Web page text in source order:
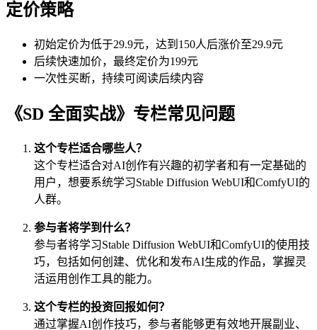
定价策略
初始定价为低于29.9元，达到150人后涨价至29.9元
后续快速加价，最终定价为199元
一次性买断，持续可阅读后续内容
《SD 全面实战》专栏常见问题
这个专栏适合哪些人？
这个专栏适合对AI创作有兴趣的初学者和有一定基础的
用户，想要系统学习Stable Diffusion WebUI和ComfyUI的
人群。
参与者将学到什么？
参与者将学习Stable Diffusion WebUI和ComfyUI的使用技
巧，包括如何创建、优化和发布AI生成的作品，掌握灵
活运用创作工具的能力。
这个专栏的投资回报如何？
通过掌握AI创作技巧，参与者能够更有效地开展副业、